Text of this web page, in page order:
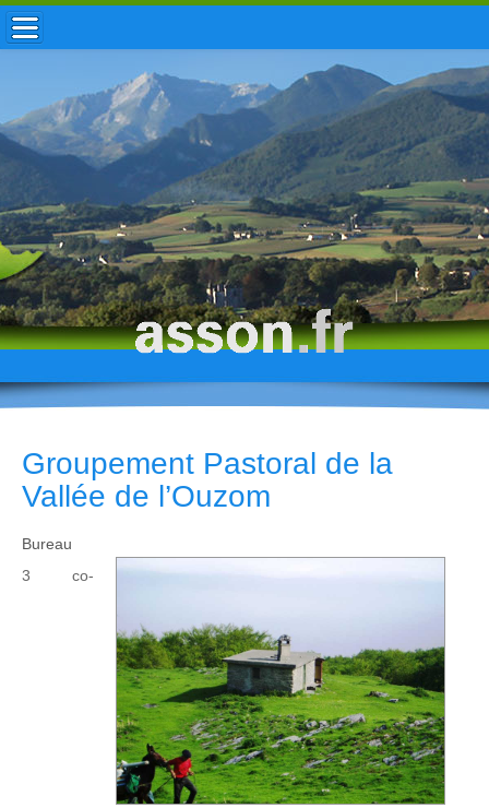
ACCUEIL / INFOS
MUNICIPALITÉ
VIE LOCALE
ENFANCE
TOURISME
HISTOIRE
Groupement Pastoral de la
Vallée de l’Ouzom
Bureau
3 co-